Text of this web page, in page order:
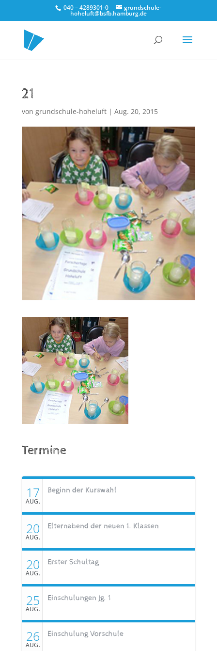
040 – 4289301-0 grundschule-
hoheluft@bsfb.hamburg.de
21
von grundschule-hoheluft| Aug. 20, 2015
Termine
17
AUG.
Beginn der Kurswahl
20
AUG.
Elternabend der neuen 1. Klassen
20
AUG.
Erster Schultag
25
AUG.
Einschulungen Jg. 1
26
AUG.
Einschulung Vorschule